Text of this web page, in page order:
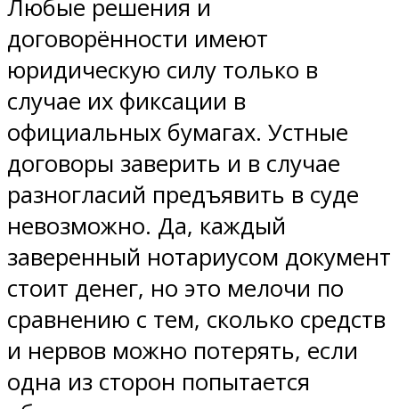
Любые решения и
договорённости имеют
юридическую силу только в
случае их фиксации в
официальных бумагах. Устные
договоры заверить и в случае
разногласий предъявить в суде
невозможно. Да, каждый
заверенный нотариусом документ
стоит денег, но это мелочи по
сравнению с тем, сколько средств
и нервов можно потерять, если
одна из сторон попытается